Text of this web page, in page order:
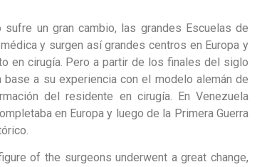
un gran cambio, las grandes Escuelas de
y surgen así grandes centros en Europa y
en cirugía. Pero a partir de los finales del siglo
a su experiencia con el modelo alemán de
del residente en cirugía. En Venezuela
en Europa y luego de la Primera Guerra
of the surgeons underwent a great change,